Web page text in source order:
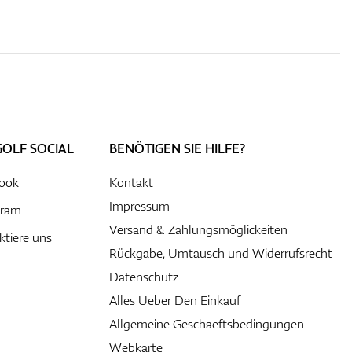
SOCIAL
uns
BENÖTIGEN SIE HILFE?
Kontakt
Impressum
Versand & Zahlungsmöglickeiten
Rückgabe, Umtausch und Widerrufsrecht
Datenschutz
Alles Ueber Den Einkauf
Allgemeine Geschaeftsbedingungen
Webkarte